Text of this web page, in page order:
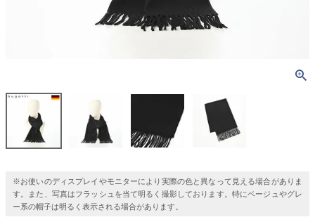
※お使いのディスプレイやモニターにより実際の色と異なって見える場合がありま
す。また、写真はフラッシュを当て明るく撮影しております。特にベージュやグレ
ー系の帽子は明るく表示される場合があります。